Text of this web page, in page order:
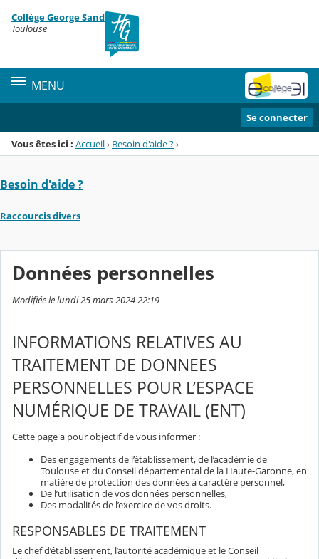
Menu de la rubrique
Contenu
Collège George Sand
Toulouse
MENU
Se connecter
Vous êtes ici : Accueil› Besoin d'aide ?›
Besoin d'aide ?
Raccourcis divers
Données personnelles
Modifiée le lundi 25 mars 2024 22:19
INFORMATIONS RELATIVES AU
TRAITEMENT DE DONNEES
PERSONNELLES POUR L’ESPACE
NUMÉRIQUE DE TRAVAIL (ENT)
Cette page a pour objectif de vous informer :
Des engagements de l’établissement, de l’académie de
Toulouse et du Conseil départemental de la Haute-Garonne, en
matière de protection des données à caractère personnel,
De l’utilisation de vos données personnelles,
Des modalités de l’exercice de vos droits.
RESPONSABLES DE TRAITEMENT
Le chef d’établissement, l’autorité académique et le Conseil